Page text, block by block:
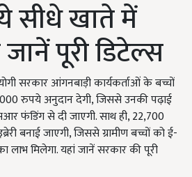
सीधे खाते में
पूरी डिटेल्स
सरकार आंगनबाड़ी कार्यकर्ताओं के बच्चों
रुपये अनुदान देगी, जिससे उनकी पढ़ाई
फंडिंग से दी जाएगी. साथ ही, 22,700
बनाई जाएगी, जिससे ग्रामीण बच्चों को ई-
मिलेगा. यहां जानें सरकार की पूरी